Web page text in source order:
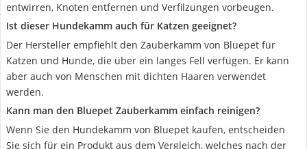
entwirren, Knoten entfernen und Verfilzungen vorbeugen.
Ist dieser Hundekamm auch für Katzen geeignet?
Der Hersteller empfiehlt den Zauberkamm von Bluepet für
Katzen und Hunde, die über ein langes Fell verfügen. Er kann
aber auch von Menschen mit dichten Haaren verwendet
werden.
Kann man den Bluepet Zauberkamm einfach reinigen?
Wenn Sie den Hundekamm von Bluepet kaufen, entscheiden
Sie sich für ein Produkt aus dem Vergleich, welches nach der